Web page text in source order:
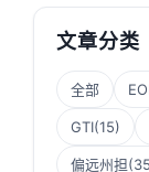
文章分类
全部
GTI(15)
偏远州担